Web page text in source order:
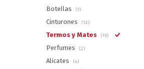
Botellas (7)
Cinturones (12)
Termos y Mates (15)
Perfumes (2)
Alicates (4)